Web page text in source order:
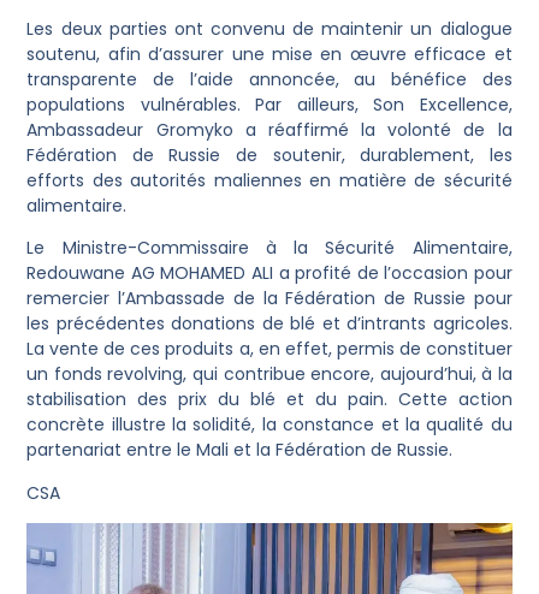
Les deux parties ont convenu de maintenir un dialogue
soutenu, afin d’assurer une mise en œuvre efficace et
transparente de l’aide annoncée, au bénéfice des
populations vulnérables. Par ailleurs, Son Excellence,
Ambassadeur Gromyko a réaffirmé la volonté de la
Fédération de Russie de soutenir, durablement, les
efforts des autorités maliennes en matière de sécurité
alimentaire.
Le Ministre-Commissaire à la Sécurité Alimentaire,
Redouwane AG MOHAMED ALI a profité de l’occasion pour
remercier l’Ambassade de la Fédération de Russie pour
les précédentes donations de blé et d’intrants agricoles.
La vente de ces produits a, en effet, permis de constituer
un fonds revolving, qui contribue encore, aujourd’hui, à la
stabilisation des prix du blé et du pain. Cette action
concrète illustre la solidité, la constance et la qualité du
partenariat entre le Mali et la Fédération de Russie.
CSA